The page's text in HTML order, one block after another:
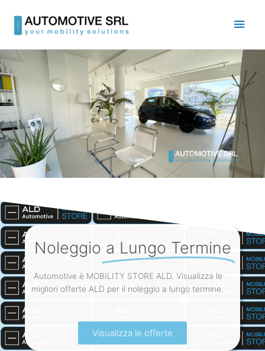
contenuto
Noleggio a Lungo Termine
Automotive è MOBILITY STORE ALD. Visualizza le
migliori offerte ALD per il noleggio a lungo termine.
Visualizza le offerte